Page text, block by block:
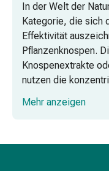
Kämme
&
Haaröl
In der Welt der
Kategorie, die sich
Effektivität
Pflanzenknospen.
Knospenextrakte
nutzen die
Pflanzenknospen,
gesundheitlichen
Mehr anzeigen